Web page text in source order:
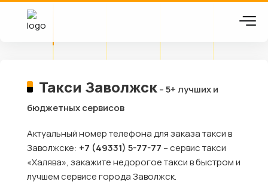
Такси Заволжск– 5+ лучших и
бюджетных сервисов
Актуальный номер телефона для заказа такси в
Заволжске: +7 (49331) 5-77-77 – сервис такси
«Халява», закажите недорогое такси в быстром и
лучшем сервисе города Заволжск.